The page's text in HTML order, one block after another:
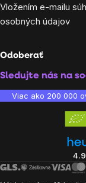
Vložením e-mailu
osobných údajov
Odoberať
Sledujte nás na
Viac ako 200 000